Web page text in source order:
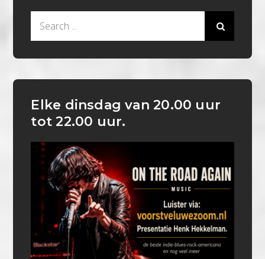
Elke dinsdag van 20.00 uur
tot 22.00 uur.